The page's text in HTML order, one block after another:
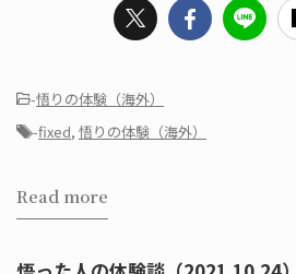
-悟りの体験（海外）
-fixed, 悟りの体験（海外）
Read more